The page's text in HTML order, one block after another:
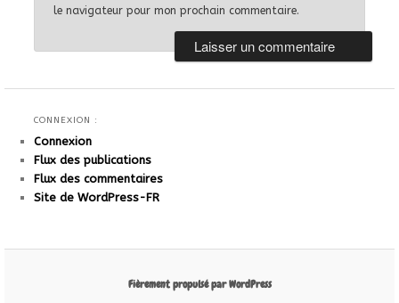
le navigateur pour mon prochain commentaire.
CONNEXION :
Connexion
Flux des publications
Flux des commentaires
Site de WordPress-FR
Fièrement propulsé par WordPress